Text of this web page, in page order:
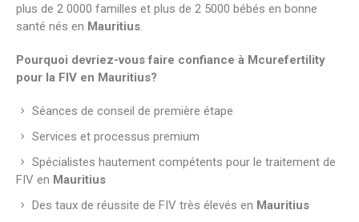
plus de 2 0000 familles et plus de 2 5000 bébés en bonne
santé nés en Mauritius
Pourquoi devriez-vous faire confiance à Mcurefertility
pour la FIV en Mauritius?
Séances de conseil de première étape
Services et processus premium
Spécialistes hautement compétents pour le traitement de
FIV en Mauritius
Des taux de réussite de FIV très élevés en Mauritius